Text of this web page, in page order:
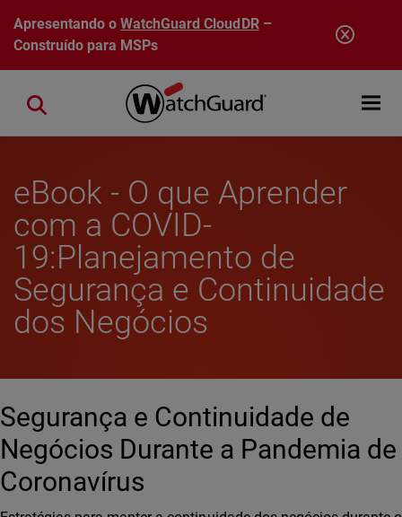
Pular para o conteúdo principal
Apresentando oWatchGuard CloudDR–
Construído para MSPs
Open
Close search
eBook - O que Aprender
com a COVID-
19:Planejamento de
Segurança e Continuidade
dos Negócios
Segurança e Continuidade de
Negócios Durante a Pandemia de
Coronavírus